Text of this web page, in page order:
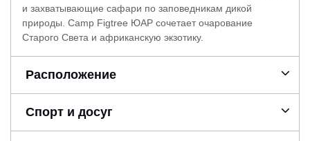
и захватывающие сафари по заповедникам дикой
природы. Camp Figtree ЮАР сочетает очарование
Старого Света и африканскую экзотику.
Расположение
Спорт и досуг